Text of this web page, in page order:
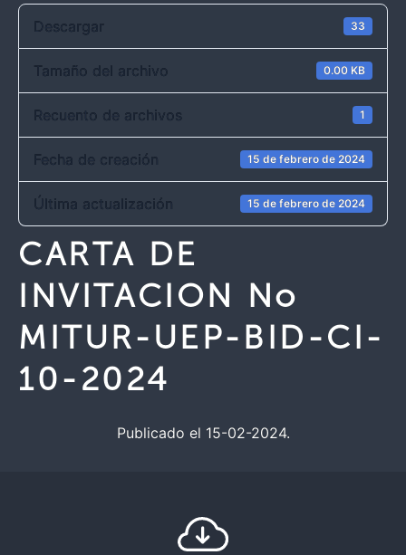
Descargar 33
Tamaño del archivo 0.00 KB
Recuento de archivos 1
Fecha de creación 15 de febrero de 2024
Última actualización 15 de febrero de 2024
CARTA DE
INVITACION No
MITUR-UEP-BID-CI-
10-2024
Publicado el 15-02-2024.